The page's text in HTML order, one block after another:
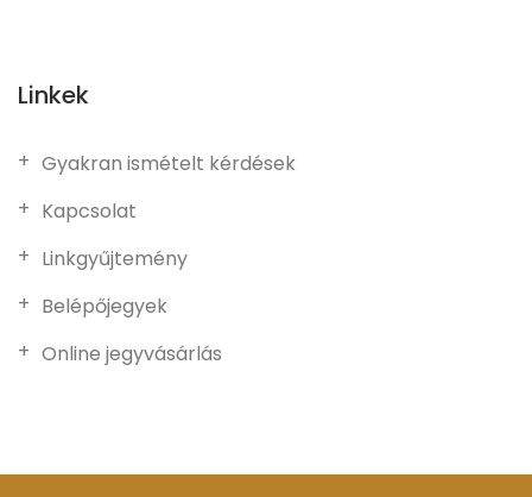
Linkek
Gyakran ismételt kérdések
Kapcsolat
Linkgyűjtemény
Belépőjegyek
Online jegyvásárlás